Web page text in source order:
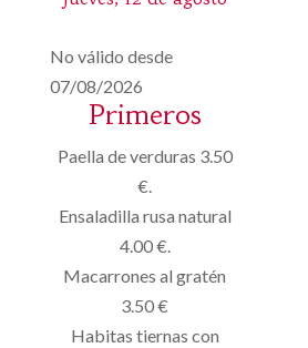
No válido desde
07/08/2026
Primeros
Paella de verduras 3.50
€.
Ensaladilla rusa natural
4.00 €.
Macarrones al gratén
3.50 €
Habitas tiernas con